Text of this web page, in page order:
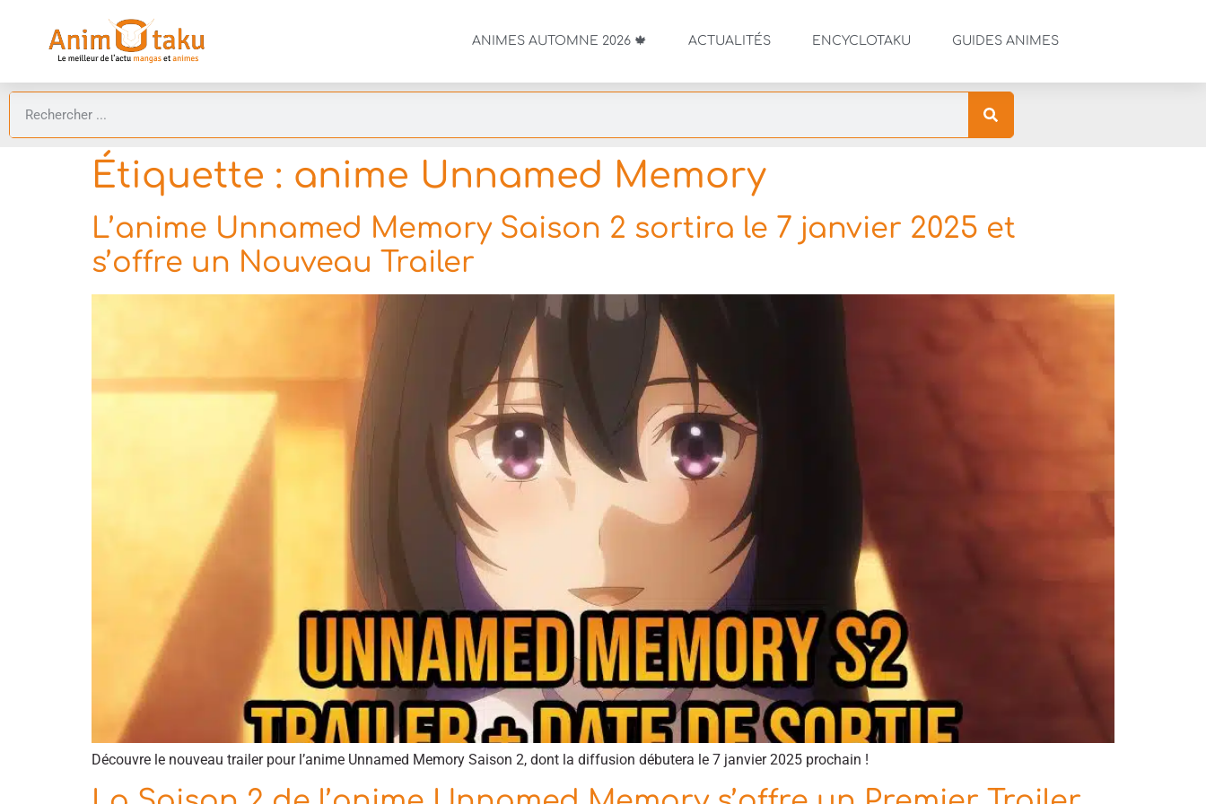
ANIMES AUTOMNE 2026 🍁 ACTUALITÉS ENCYCLOTAKU GUIDES ANIMES
Étiquette : anime Unnamed Memory
L’anime Unnamed Memory Saison 2 sortira le 7 janvier 2025 et
s’offre un Nouveau Trailer
Découvre le nouveau trailer pour l’anime Unnamed Memory Saison 2, dont la diffusion débutera le 7 janvier 2025 prochain !